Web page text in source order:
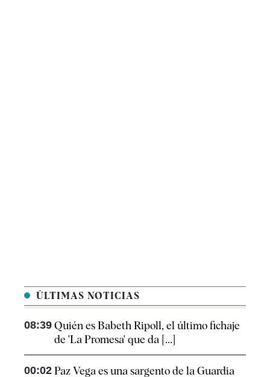
ÚLTIMAS NOTICIAS
08:39 Quién es Babeth Ripoll, el último fichaje
de 'La Promesa' que da [...]
00:02 Paz Vega es una sargento de la Guardia